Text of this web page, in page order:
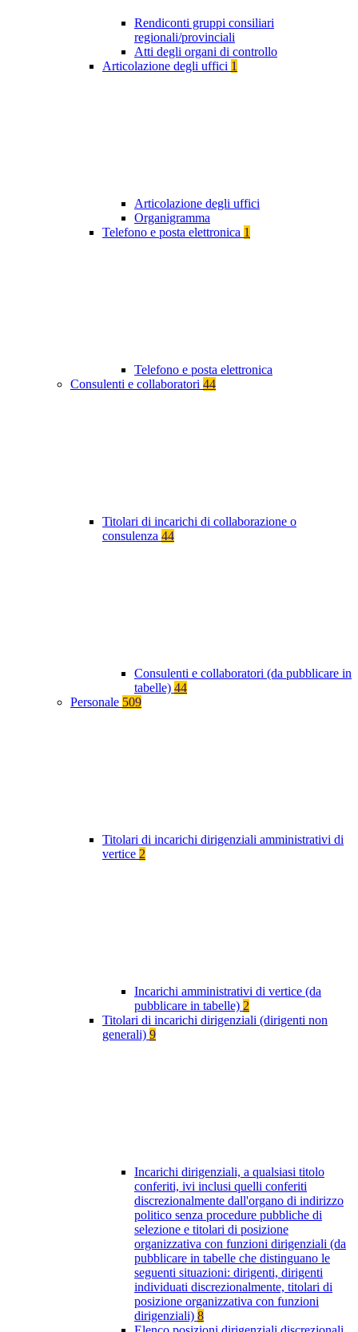
Rendiconti gruppi consiliari
regionali/provinciali
Atti degli organi di controllo
Articolazione degli uffici 1
Articolazione degli uffici
Organigramma
Telefono e posta elettronica 1
Telefono e posta elettronica
Consulenti e collaboratori 44
Titolari di incarichi di collaborazione o
consulenza 44
Consulenti e collaboratori (da pubblicare in
tabelle) 44
Personale 509
Titolari di incarichi dirigenziali amministrativi di
vertice 2
Incarichi amministrativi di vertice (da
pubblicare in tabelle) 2
Titolari di incarichi dirigenziali (dirigenti non
generali) 9
Incarichi dirigenziali, a qualsiasi titolo
conferiti, ivi inclusi quelli conferiti
discrezionalmente dall'organo di indirizzo
politico senza procedure pubbliche di
selezione e titolari di posizione
organizzativa con funzioni dirigenziali (da
pubblicare in tabelle che distinguano le
seguenti situazioni: dirigenti, dirigenti
individuati discrezionalmente, titolari di
posizione organizzativa con funzioni
dirigenziali) 8